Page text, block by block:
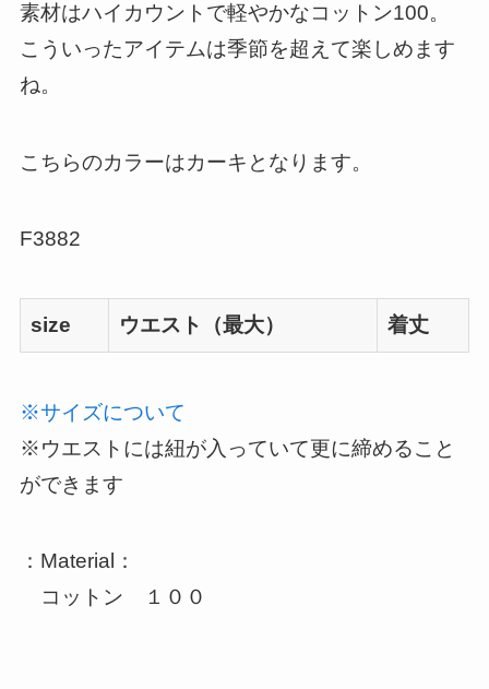
素材はハイカウントで軽やかなコットン100。
こういったアイテムは季節を超えて楽しめます
ね。
こちらのカラーはカーキとなります。
F3882
size ウエスト（最大） 着丈
※サイズについて
※ウエストには紐が入っていて更に締めること
ができます
：Material：
コットン １００